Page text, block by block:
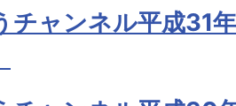
チャンネル平成31